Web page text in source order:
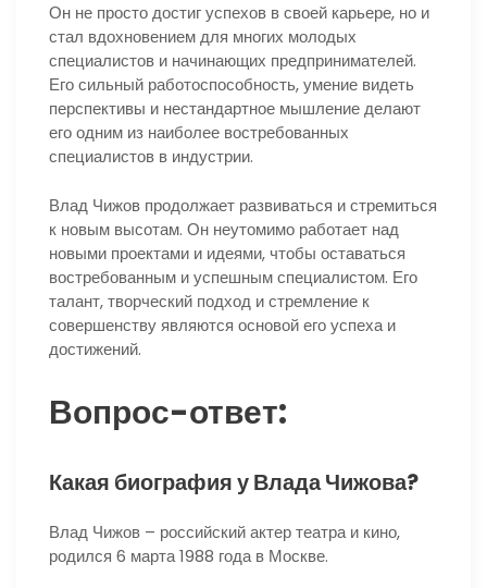
Он не просто достиг успехов в своей карьере, но и
стал вдохновением для многих молодых
специалистов и начинающих предпринимателей.
Его сильный работоспособность, умение видеть
перспективы и нестандартное мышление делают
его одним из наиболее востребованных
специалистов в индустрии.
Влад Чижов продолжает развиваться и стремиться
к новым высотам. Он неутомимо работает над
новыми проектами и идеями, чтобы оставаться
востребованным и успешным специалистом. Его
талант, творческий подход и стремление к
совершенству являются основой его успеха и
достижений.
Вопрос-ответ:
Какая биография у Влада Чижова?
Влад Чижов – российский актер театра и кино,
родился 6 марта 1988 года в Москве.